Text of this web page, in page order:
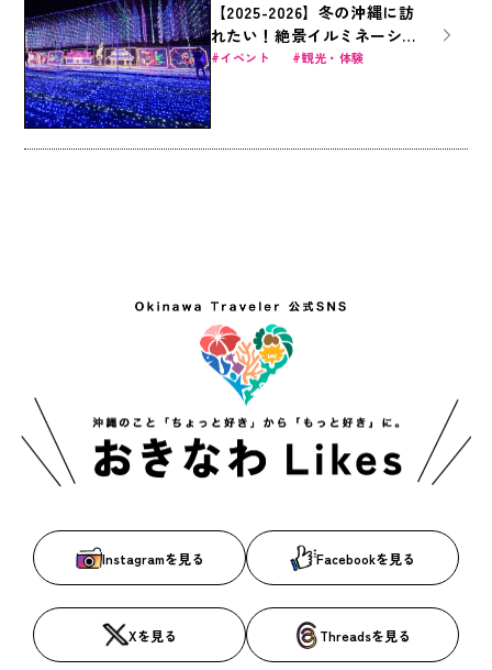
【2025-2026】冬の沖縄に訪
れたい！絶景イルミネーショ
ン5選
イベント 観光・体験
Instagramを見る Facebookを見る
Xを見る Threadsを見る